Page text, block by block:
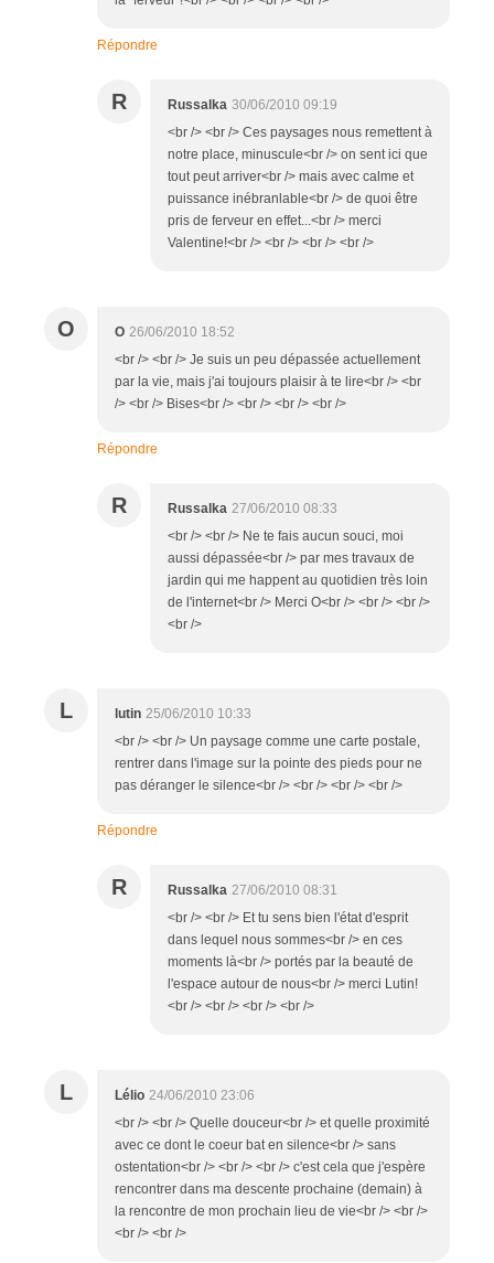
Répondre
R Russalka 30/06/2010 09:19
<br /> <br /> Ces paysages nous remettent à
notre place, minuscule<br /> on sent ici que
tout peut arriver<br /> mais avec calme et
puissance inébranlable<br /> de quoi être
pris de ferveur en effet...<br /> merci
Valentine!<br /> <br /> <br /> <br />
O O 26/06/2010 18:52
<br /> <br /> Je suis un peu dépassée actuellement
par la vie, mais j'ai toujours plaisir à te lire<br /> <br
/> <br /> Bises<br /> <br /> <br /> <br />
Répondre
R Russalka 27/06/2010 08:33
<br /> <br /> Ne te fais aucun souci, moi
aussi dépassée<br /> par mes travaux de
jardin qui me happent au quotidien très loin
de l'internet<br /> Merci O<br /> <br /> <br />
<br />
L lutin 25/06/2010 10:33
<br /> <br /> Un paysage comme une carte postale,
rentrer dans l'image sur la pointe des pieds pour ne
pas déranger le silence<br /> <br /> <br /> <br />
Répondre
R Russalka 27/06/2010 08:31
<br /> <br /> Et tu sens bien l'état d'esprit
dans lequel nous sommes<br /> en ces
moments là<br /> portés par la beauté de
l'espace autour de nous<br /> merci Lutin!
<br /> <br /> <br /> <br />
L Lélio 24/06/2010 23:06
<br /> <br /> Quelle douceur<br /> et quelle proximité
avec ce dont le coeur bat en silence<br /> sans
ostentation<br /> <br /> <br /> c'est cela que j'espère
rencontrer dans ma descente prochaine (demain) à
la rencontre de mon prochain lieu de vie<br /> <br />
<br /> <br />